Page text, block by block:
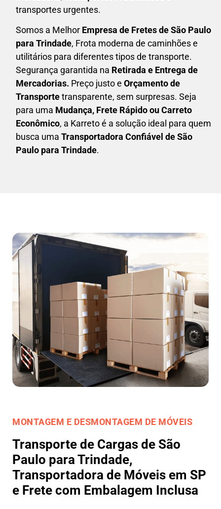
transportes urgentes.
Somos a Melhor Empresa de Fretesde São Paulo
para Trindade, Frota moderna de caminhões e
utilitários para diferentes tipos de transporte.
Segurança garantida na Retirada e Entrega de
Mercadorias. Preço justo e Orçamento de
Transportetransparente, sem surpresas. Seja
para uma Mudança, Frete Rápido ou Carreto
Econômico, a Karretoé a solução ideal para quem
busca uma Transportadora Confiável de São
Paulo para Trindade.
MONTAGEM E DESMONTAGEM DE MÓVEIS
Transporte de Cargas de São
Paulo para Trindade,
Transportadora de Móveis em SP
e Frete com Embalagem Inclusa